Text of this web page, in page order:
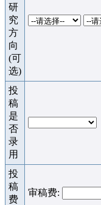
研
究
方
向
(可
选)
投
稿
是
否
录
用
投
稿
费
审稿费: